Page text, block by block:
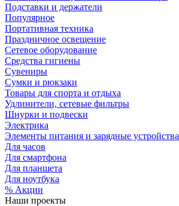
Подставки и держатели
Популярное
Портативная техника
Праздничное освещение
Сетевое оборудование
Средства гигиены
Сувениры
Сумки и рюкзаки
Товары для спорта и отдыха
Удлинители, сетевые фильтры
Шнурки и подвески
Электрика
Элементы питания и зарядные устройства
Для часов
Для смартфона
Для планшета
Для ноутбука
% Акции
Наши проекты